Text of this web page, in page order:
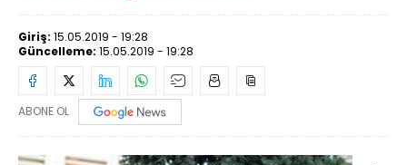
Giriş: 15.05.2019 - 19:28
Güncelleme: 15.05.2019 - 19:28
ABONE OL